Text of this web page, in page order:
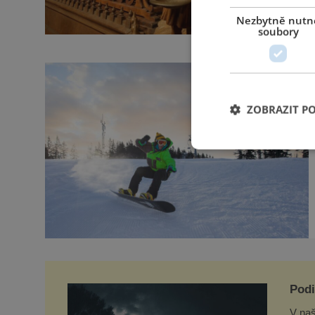
V
Nezbytně
soubory
ZOBRAZIT